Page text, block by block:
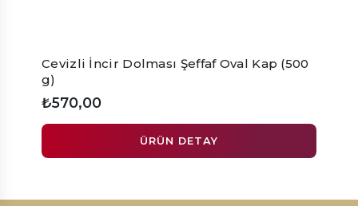
Cevizli İncir Dolması Şeffaf Oval Kap (500
g)
₺570,00
ÜRÜN DETAY